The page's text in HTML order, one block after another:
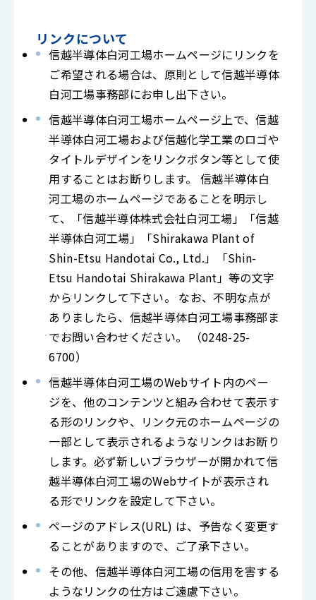
リンクについて
信越半導体白河工場ホームページにリンクを
ご希望される場合は、原則として信越半導体
白河工場事務部にお申し出下さい。
信越半導体白河工場ホームページ上で、信越
半導体白河工場および信越化学工業のロゴや
タイトルデザインをリンクボタン等として使
用することはお断りします。 信越半導体白
河工場のホームページであることを明示し
て、「信越半導体株式会社白河工場」「信越
半導体白河工場」「Shirakawa Plant of
Shin-Etsu Handotai Co., Ltd.」「Shin-
Etsu Handotai Shirakawa Plant」等の文字
からリンクして下さい。 なお、不明な点が
ありましたら、信越半導体白河工場事務部ま
でお問い合わせください。 （0248-25-
6700）
信越半導体白河工場のWebサイト内のペー
ジを、他のコンテンツと組み合わせて表示す
る形のリンクや、リンク元のホームページの
一部として表示されるようなリンクはお断り
します。必ず新しいブラウザーが開かれて信
越半導体白河工場のWebサイトが表示され
る形でリンクを設定して下さい。
ページのアドレス(URL) は、予告なく変更す
ることがありますので、ご了承下さい。
その他、信越半導体白河工場の信用を害する
ようなリンクの仕方はご遠慮下さい。